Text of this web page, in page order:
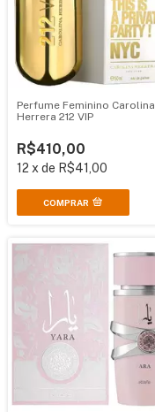
Perfume Feminino Carolina
Herrera 212 VIP
R$410,00
12 x de R$41,00
COMPRAR